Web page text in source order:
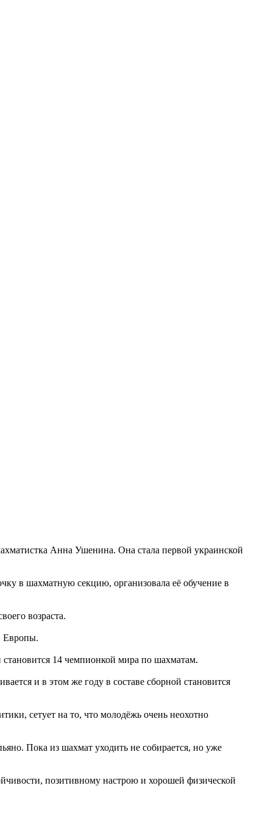
Анна Ушенина. Она стала первой украинской
в шахматную секцию, организовала её обучение в
возраста.
Европы.
становится 14 чемпионкой мира по шахматам.
и в этом же году в составе сборной становится
сетует на то, что молодёжь очень неохотно
Пока из шахмат уходить не собирается, но уже
позитивному настрою и хорошей физической